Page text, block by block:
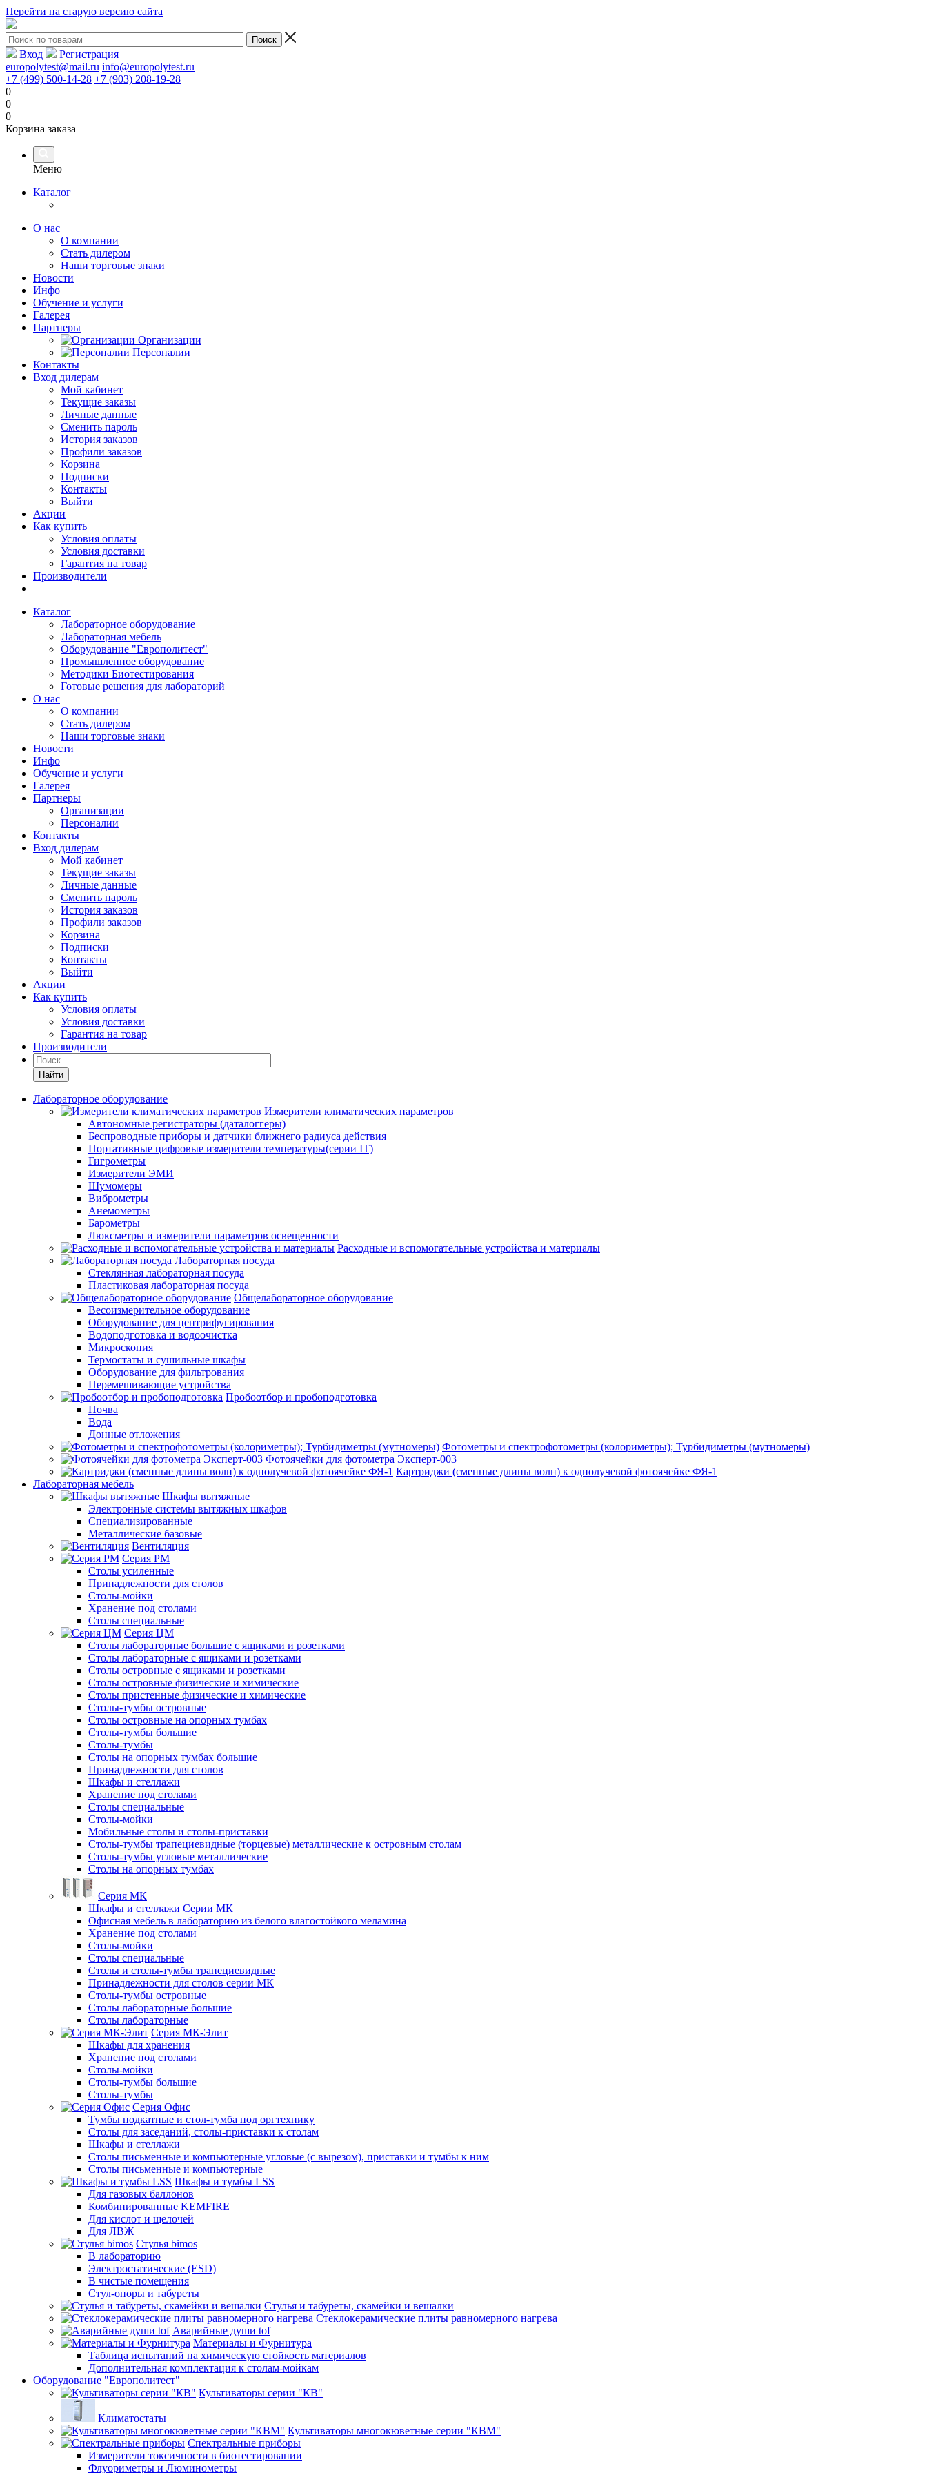
Перейти на старую версию сайта
Вход
Регистрация
europolytest@mail.ru info@europolytest.ru
+7 (499) 500-14-28 +7 (903) 208-19-28
0
0
0
Корзина заказа
Меню
Каталог
О нас
О компании
Стать дилером
Наши торговые знаки
Новости
Инфо
Обучение и услуги
Галерея
Партнеры
Организации
Персоналии
Контакты
Вход дилерам
Мой кабинет
Текущие заказы
Личные данные
Сменить пароль
История заказов
Профили заказов
Корзина
Подписки
Контакты
Выйти
Акции
Как купить
Условия оплаты
Условия доставки
Гарантия на товар
Производители
Каталог
Лабораторное оборудование
Лабораторная мебель
Оборудование "Европолитест"
Промышленное оборудование
Методики Биотестирования
Готовые решения для лабораторий
О нас
О компании
Стать дилером
Наши торговые знаки
Новости
Инфо
Обучение и услуги
Галерея
Партнеры
Организации
Персоналии
Контакты
Вход дилерам
Мой кабинет
Текущие заказы
Личные данные
Сменить пароль
История заказов
Профили заказов
Корзина
Подписки
Контакты
Выйти
Акции
Как купить
Условия оплаты
Условия доставки
Гарантия на товар
Производители
Найти
Лабораторное оборудование
Измерители климатических параметров
Автономные регистраторы (даталоггеры)
Беспроводные приборы и датчики ближнего радиуса действия
Портативные цифровые измерители температуры(серии IT)
Гигрометры
Измерители ЭМИ
Шумомеры
Виброметры
Анемометры
Барометры
Люксметры и измерители параметров освещенности
Расходные и вспомогательные устройства и материалы
Лабораторная посуда
Стеклянная лабораторная посуда
Пластиковая лабораторная посуда
Общелабораторное оборудование
Весоизмерительное оборудование
Оборудование для центрифугирования
Водоподготовка и водоочистка
Микроскопия
Термостаты и сушильные шкафы
Оборудование для фильтрования
Перемешивающие устройства
Пробоотбор и пробоподготовка
Почва
Вода
Донные отложения
Фотометры и спектрофотометры (колориметры); Турбидиметры (мутномеры)
Фотоячейки для фотометра Эксперт-003
Картриджи (сменные длины волн) к однолучевой фотоячейке ФЯ-1
Лабораторная мебель
Шкафы вытяжные
Электронные системы вытяжных шкафов
Специализированные
Металлические базовые
Вентиляция
Серия РМ
Столы усиленные
Принадлежности для столов
Столы-мойки
Хранение под столами
Столы специальные
Серия ЦМ
Столы лабораторные большие с ящиками и розетками
Столы лабораторные с ящиками и розетками
Столы островные с ящиками и розетками
Столы островные физические и химические
Столы пристенные физические и химические
Столы-тумбы островные
Столы островные на опорных тумбах
Столы-тумбы большие
Столы-тумбы
Столы на опорных тумбах большие
Принадлежности для столов
Шкафы и стеллажи
Хранение под столами
Столы специальные
Столы-мойки
Мобильные столы и столы-приставки
Столы-тумбы трапециевидные (торцевые) металлические к островным столам
Столы-тумбы угловые металлические
Столы на опорных тумбах
Серия МК
Шкафы и стеллажи Серии МК
Офисная мебель в лабораторию из белого влагостойкого меламина
Хранение под столами
Столы-мойки
Столы специальные
Столы и столы-тумбы трапециевидные
Принадлежности для столов серии МК
Столы-тумбы островные
Столы лабораторные большие
Столы лабораторные
Серия МК-Элит
Шкафы для хранения
Хранение под столами
Столы-мойки
Столы-тумбы большие
Столы-тумбы
Серия Офис
Тумбы подкатные и стол-тумба под оргтехнику
Столы для заседаний, столы-приставки к столам
Шкафы и стеллажи
Столы письменные и компьютерные угловые (с вырезом), приставки и тумбы к ним
Столы письменные и компьютерные
Шкафы и тумбы LSS
Для газовых баллонов
Комбинированные KEMFIRE
Для кислот и щелочей
Для ЛВЖ
Стулья bimos
В лабораторию
Электростатические (ESD)
В чистые помещения
Стул-опоры и табуреты
Стулья и табуреты, скамейки и вешалки
Стеклокерамические плиты равномерного нагрева
Аварийные души tof
Материалы и Фурнитура
Таблица испытаний на химическую стойкость материалов
Дополнительная комплектация к столам-мойкам
Оборудование "Европолитест"
Культиваторы серии "КВ"
Климатостаты
Культиваторы многокюветные серии "КВМ"
Спектральные приборы
Измерители токсичности в биотестировании
Флуориметры и Люминометры